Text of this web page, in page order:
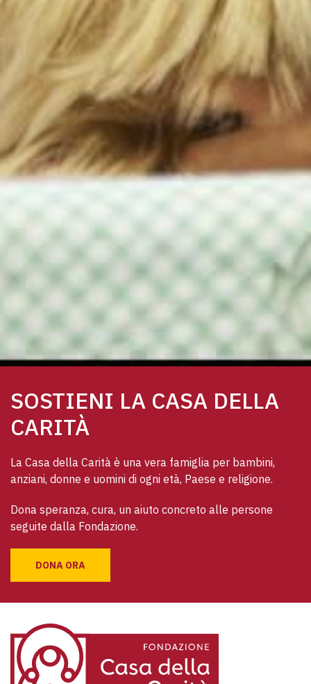
SOSTIENI LA CASA DELLA
CARITÀ
La Casa della Carità è una vera famiglia per bambini,
anziani, donne e uomini di ogni età, Paese e religione.
Dona speranza, cura, un aiuto concreto alle persone
seguite dalla Fondazione.
DONA ORA